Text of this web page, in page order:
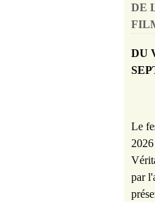
DE
DU
Le
par